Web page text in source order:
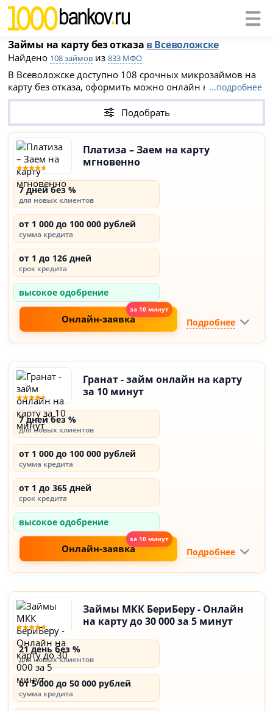
Займы на карту без отказа в Всеволожске
Найдено 108 займов из833 МФО
В Всеволожске доступно 108 срочных микрозаймов на
карту без отказа, оформить можно онлайн на сайте
МФО. Суммы займов - от 100 до 1 000 000 рублей, сроки
от 1 дней до 84 месяцев, ставки - от 0% для новых
клиентов до 0.8% в день (ПСК до 292%).
...подробнее
Подобрать
Платиза – Заем на карту
мгновенно
7 дней без %
для новых клиентов
от 1 000 до 100 000 рублей
сумма кредита
от 1 до 126 дней
срок кредита
высокое одобрение
Онлайн-заявка Подробнее
Гранат - займ онлайн на карту
за 10 минут
7 дней без %
для новых клиентов
от 1 000 до 100 000 рублей
сумма кредита
от 1 до 365 дней
срок кредита
высокое одобрение
Онлайн-заявка Подробнее
Займы МКК БериБеру - Онлайн
на карту до 30 000 за 5 минут
21 день без %
для новых клиентов
от 5 000 до 50 000 рублей
сумма кредита